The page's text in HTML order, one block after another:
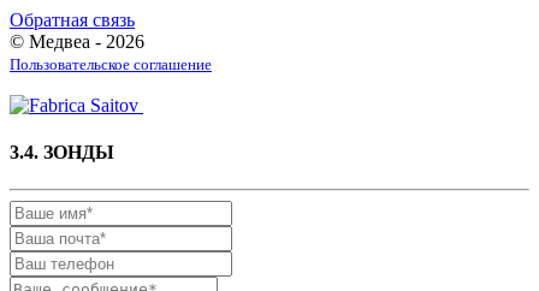
Обратная связь
© Медвеа - 2026
Пользовательское соглашение
3.4. ЗОНДЫ